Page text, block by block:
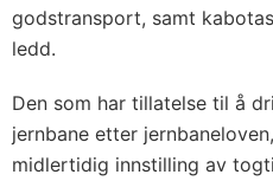
godstransport, samt
ledd.
Den som har tillatelse til å
jernbane etter
midlertidig innstilling av